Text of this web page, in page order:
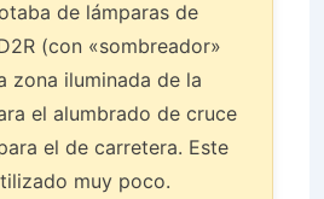
de lámparas de
(con «sombreador»
zona iluminada de la
el alumbrado de cruce
el de carretera. Este
muy poco.